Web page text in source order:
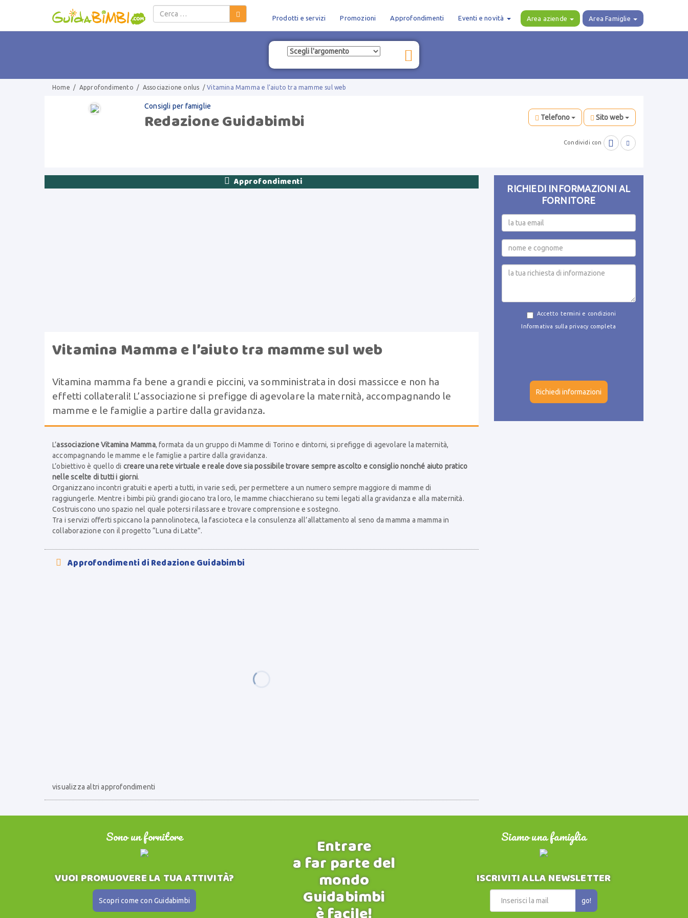
Salta al contenuto
Prodotti e servizi Promozioni Approfondimenti Eventi e novità Area aziende Area Famiglie
Home / Approfondimento / Associazione onlus /Vitamina Mamma e l’aiuto tra mamme sul web
Consigli per famiglie
Redazione Guidabimbi Telefono Sito web
Condividi con  
RICHIEDI INFORMAZIONI AL
FORNITORE
Accetto termini e condizioni
Informativa sulla privacy completa
 Approfondimenti
Vitamina Mamma e l’aiuto tra mamme sul web
Vitamina mamma fa bene a grandi e piccini, va somministrata in dosi massicce e non ha
effetti collaterali! L’associazione si prefigge di agevolare la maternità, accompagnando le
mamme e le famiglie a partire dalla gravidanza.
L’associazione Vitamina Mamma, formata da un gruppo di Mamme di Torino e dintorni, si prefigge di agevolare la maternità,
accompagnando le mamme e le famiglie a partire dalla gravidanza.
L’obiettivo è quello di creare una rete virtuale e reale dove sia possibile trovare sempre ascolto e consiglio nonché aiuto pratico
nelle scelte di tutti i giorni.
Organizzano incontri gratuiti e aperti a tutti, in varie sedi, per permettere a un numero sempre maggiore di mamme di
raggiungerle. Mentre i bimbi più grandi giocano tra loro, le mamme chiacchierano su temi legati alla gravidanza e alla maternità.
Costruiscono uno spazio nel quale potersi rilassare e trovare comprensione e sostegno.
Tra i servizi offerti spiccano la pannolinoteca, la fascioteca e la consulenza all’allattamento al seno da mamma a mamma in
collaborazione con il progetto “Luna di Latte”.
 Approfondimenti di Redazione Guidabimbi
visualizza altri approfondimenti
Entrare
a far parte del
mondo
Guidabimbi
Sono un fornitore
VUOI PROMUOVERE LA TUA ATTIVITÀ?
Scopri come con Guidabimbi
Siamo una famiglia
ISCRIVITI ALLA NEWSLETTER
go!